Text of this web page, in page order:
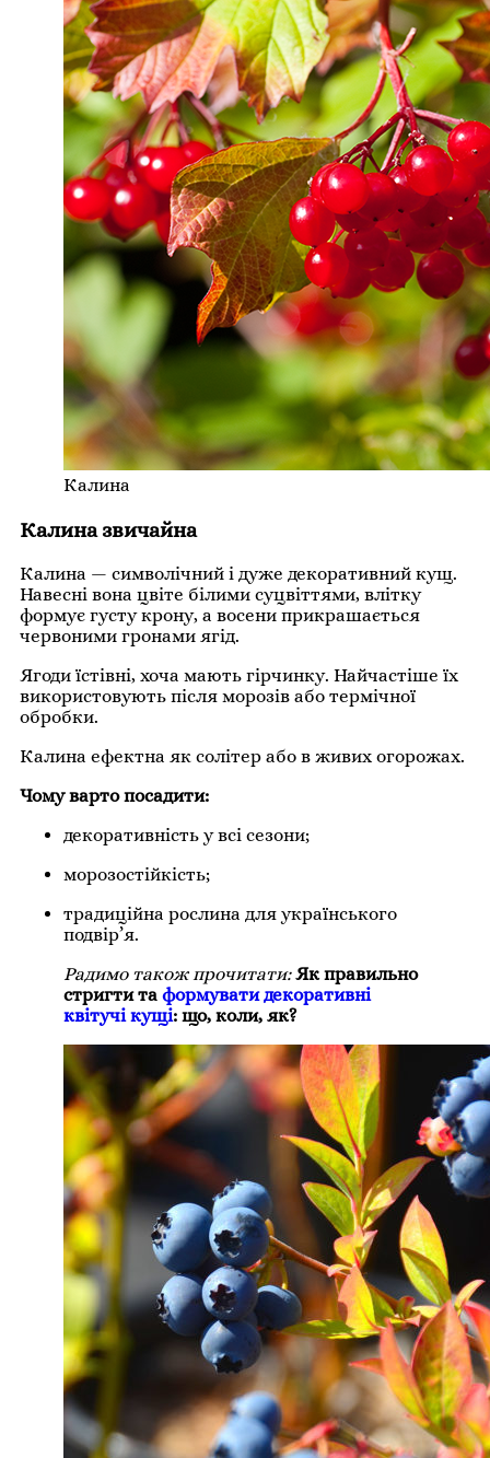
Калина
Калина звичайна
Калина — символічний і дуже декоративний кущ.
Навесні вона цвіте білими суцвіттями, влітку
формує густу крону, а восени прикрашається
червоними гронами ягід.
Ягоди їстівні, хоча мають гірчинку. Найчастіше їх
використовують після морозів або термічної
обробки.
Калина ефектна як солітер або в живих огорожах.
Чому варто посадити:
декоративність у всі сезони;
морозостійкість;
традиційна рослина для українського
подвір’я.
Радимо також прочитати:Як правильно
стригти та формувати декоративні
квітучі кущі: що, коли, як?